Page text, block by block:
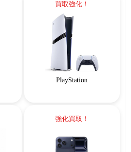
買取強化！
PlayStation
強化買取！